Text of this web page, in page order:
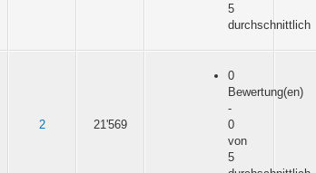
5
durchschnittlich
2 21'569
0
Bewertung(en)
-
0
von
5